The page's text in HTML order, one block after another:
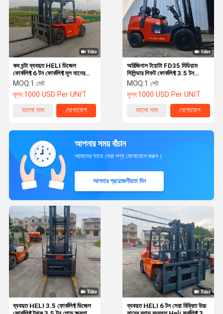
কম ঘন্টা ব্যবহৃত HELI ডিজেল
ফোর্কলিফ্ট 6 টন ফোর্কলিফ্ট মূল মানের
স্থিতিশীল কর্মক্ষমতা
MOQ:1 সেট
মূল্য:1000 USD Per UNIT
ভালো দাম
যোগাযোগ
অরিজিনাল টয়োটা FD35 মিডিয়াম
সিলিন্ডার লিফট ফোর্কলিফ্ট 3.5 টন
ফোর্কলিফ্ট ইঞ্জিন এবং পাম্প-ব্যবহৃত
MOQ:1 সেট
মূল্য:1000 USD Per UNIT
ভালো দাম
যোগাযোগ
আপনার সময় বাঁচান
আমাদের সাথে সেরা পণ্য যোগাযোগ করুন।
আপনার প্রয়োজনীয়তা দিন
ব্যবহৃত HELI 6 টন সেরা বিক্রিত উচ্চ
ব্যবহৃত HELI 3.5 ফোর্কলিফ্ট ডিজেল